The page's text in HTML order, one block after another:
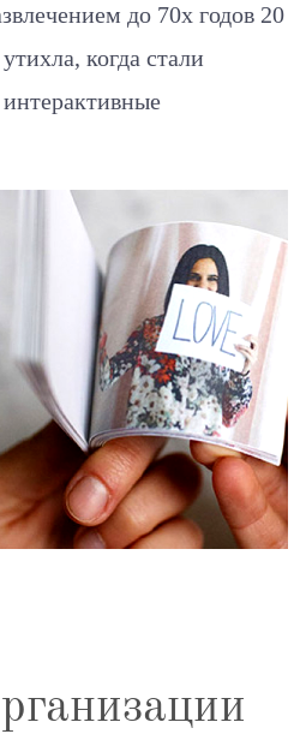
до 70х годов 20
когда стали